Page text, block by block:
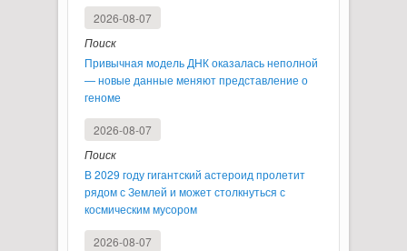
2026-08-07
Поиск
Привычная модель ДНК оказалась неполной
— новые данные меняют представление о
геноме
2026-08-07
Поиск
В 2029 году гигантский астероид пролетит
рядом с Землей и может столкнуться с
космическим мусором
2026-08-07